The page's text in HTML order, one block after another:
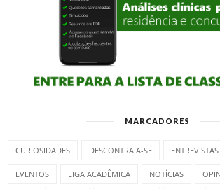
MARCADORES
CURIOSIDADES DESCONTRAIA-SE ENTREVISTAS
EVENTOS LIGA ACADÊMICA NOTÍCIAS